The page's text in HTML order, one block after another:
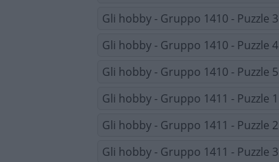
Gli hobby - Gruppo 1410 - Puzzle 3
Gli hobby - Gruppo 1410 - Puzzle 4
Gli hobby - Gruppo 1410 - Puzzle 5
Gli hobby - Gruppo 1411 - Puzzle 1
Gli hobby - Gruppo 1411 - Puzzle 2
Gli hobby - Gruppo 1411 - Puzzle 3